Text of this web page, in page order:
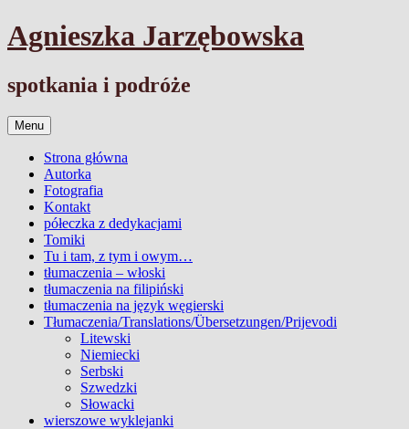
Przejdź
do
Agnieszka Jarzębowska
spotkania i podróże
Menu
Strona główna
Autorka
Fotografia
Kontakt
półeczka z dedykacjami
Tomiki
Tu i tam, z tym i owym…
tłumaczenia – włoski
tłumaczenia na filipiński
tłumaczenia na język węgierski
Tłumaczenia/Translations/Übersetzungen/Prijevodi
Litewski
Niemiecki
Serbski
Szwedzki
Słowacki
wierszowe wyklejanki